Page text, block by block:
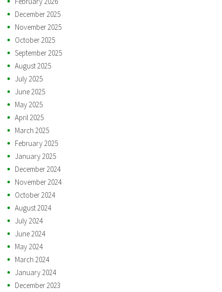
December 2025
November 2025
October 2025
September 2025
August 2025
July 2025
June 2025
May 2025
April 2025
March 2025
February 2025
January 2025
December 2024
November 2024
October 2024
August 2024
July 2024
June 2024
May 2024
March 2024
January 2024
December 2023